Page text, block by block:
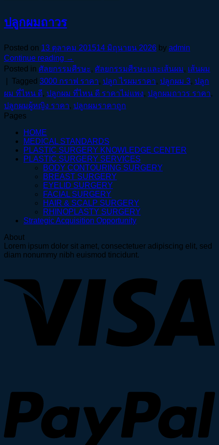
ปลูกผมถาวร
Posted on 13 ตุลาคม 201514 มิถุนายน 2026 by admin
Continue reading →
Posted in ศัลยกรรมศีรษะ, ศัลยกรรมศีรษะและเส้นผม, เส้นผม
Tagged 3000 กราฟ ราคา, ปลูก ไรผมราคา, ปลูกผม 3, ปลูก
ผม ที่ไหน ดี, ปลูกผม ที่ไหน ดี ราคาไม่แพง, ปลูกผมถาวร ราคา,
ปลูกผมผู้หญิง ราคา, ปลูกผมราคาถูก
Pages
HOME
MEDICAL STANDARDS
PLASTIC SURGERY KNOWLEDGE CENTER
PLASTIC SURGERY SERVICES
BODY CONTOURING SURGERY
BREAST SURGERY
EYELID SURGERY
FACIAL SURGERY
HAIR & SCALP SURGERY
RHINOPLASTY SURGERY
Strategic Acquisition Opportunity
About
Lorem ipsum dolor sit amet, consectetuer adipiscing elit, sed
diam nonummy nibh euismod tincidunt.